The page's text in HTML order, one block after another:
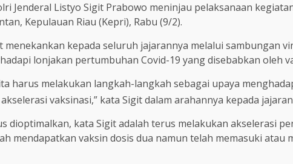
Jenderal Listyo Sigit Prabowo meninjau pelaksanaan
Kepulauan Riau (Kepri), Rabu (9/2).
menekankan kepada seluruh jajarannya melalui
lonjakan pertumbuhan Covid-19 yang disebabkan oleh
harus melakukan langkah-langkah sebagai upaya
vaksinasi,” kata Sigit dalam arahannya kepada
dioptimalkan, kata Sigit adalah terus melakukan akselerasi
mendapatkan vaksin dosis dua namun telah memasuki